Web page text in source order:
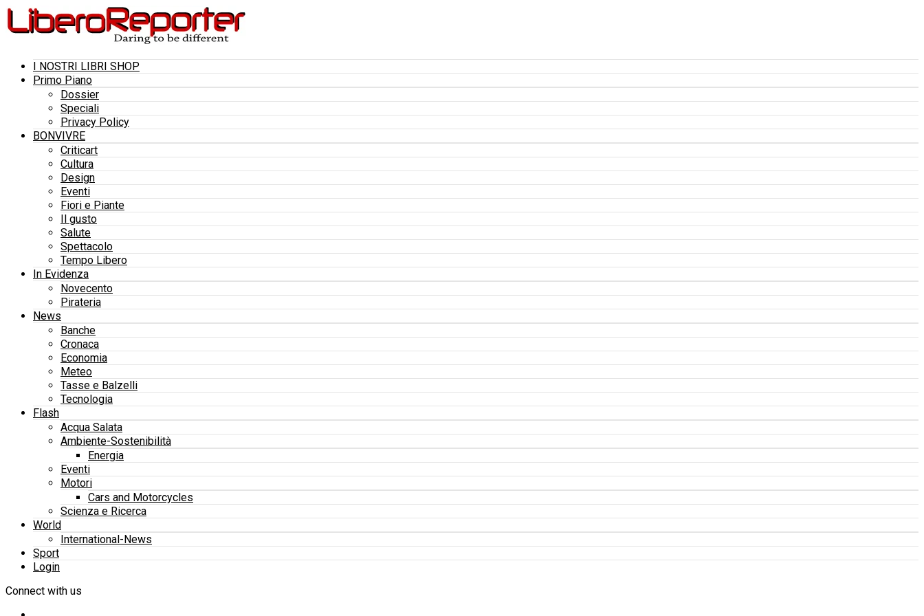
I NOSTRI LIBRI SHOP
Primo Piano
Dossier
Speciali
Privacy Policy
BONVIVRE
Criticart
Cultura
Design
Eventi
Fiori e Piante
Il gusto
Salute
Spettacolo
Tempo Libero
In Evidenza
Novecento
Pirateria
News
Banche
Cronaca
Economia
Meteo
Tasse e Balzelli
Tecnologia
Flash
Acqua Salata
Ambiente-Sostenibilità
Energia
Eventi
Motori
Cars and Motorcycles
Scienza e Ricerca
World
International-News
Sport
Login
Connect with us